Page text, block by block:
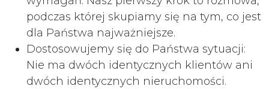
podczas której skupiamy się na tym, co jest
dla Państwa najważniejsze.
Dostosowujemy się do Państwa sytuacji:
Nie ma dwóch identycznych klientów ani
dwóch identycznych nieruchomości.